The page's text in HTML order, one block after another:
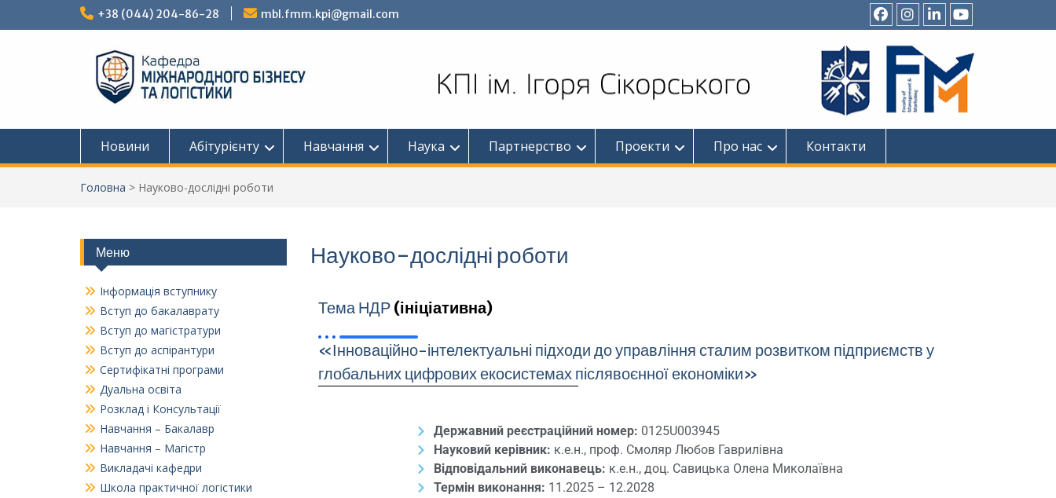
+38 (044) 204-86-28 mbl.fmm.kpi@gmail.com
Новини Абітурієнту Навчання Наука Партнерство Проекти Про нас Контакти
Головна > Науково-дослідні роботи
Науково-дослідні роботи
Тема НДР (ініціативна)
«Інноваційно-інтелектуальні підходи до управління сталим розвитком підприємств у
глобальних цифрових екосистемах післявоєнної економіки»
Державний реєстраційний номер: 0125U003945
Науковий керівник: к.е.н., проф. Смоляр Любов Гаврилівна
Відповідальний виконавець: к.е.н., доц. Савицька Олена Миколаївна
Термін виконання: 11.2025 – 12.2028
Меню
Інформація вступнику
Вступ до бакалаврату
Вступ до магістратури
Вступ до аспірантури
Сертифікатні програми
Дуальна освіта
Розклад і Консультації
Навчання – Бакалавр
Навчання – Магістр
Викладачі кафедри
Школа практичної логістики